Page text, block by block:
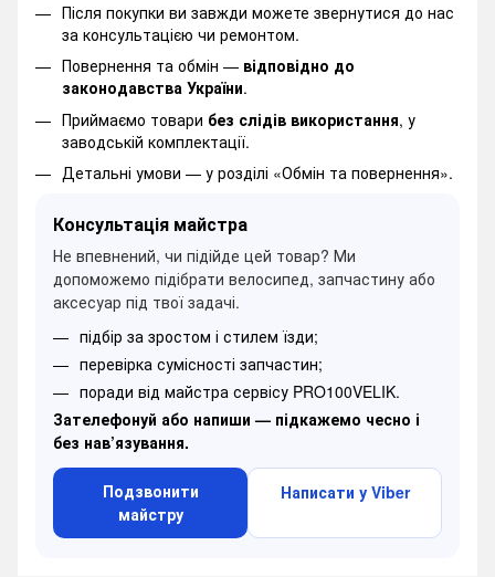
Після покупки ви завжди можете звернутися до нас
за консультацією чи ремонтом.
Повернення та обмін — відповідно до
законодавства України.
Приймаємо товари без слідів використання, у
заводській комплектації.
Детальні умови — у розділі «Обмін та повернення».
Консультація майстра
Не впевнений, чи підійде цей товар? Ми
допоможемо підібрати велосипед, запчастину або
аксесуар під твої задачі.
підбір за зростом і стилем їзди;
перевірка сумісності запчастин;
поради від майстра сервісу PRO100VELIK.
Зателефонуй або напиши — підкажемо чесно і
без нав’язування.
Подзвонити
майстру
Написати у Viber